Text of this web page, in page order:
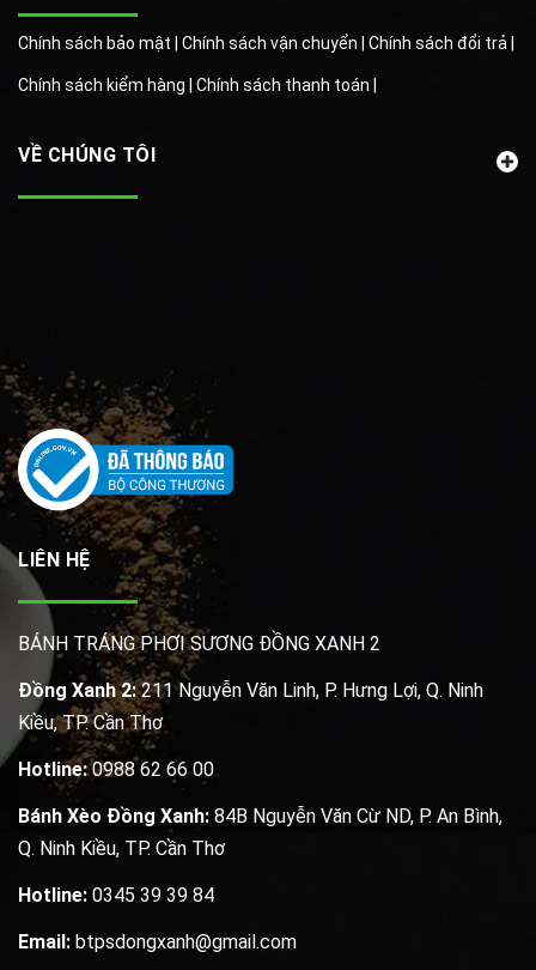
Chính sách bảo mật | Chính sách vận chuyển | Chính sách đổi trả |
Chính sách kiểm hàng | Chính sách thanh toán |
VỀ CHÚNG TÔI
LIÊN HỆ
BÁNH TRÁNG PHƠI SƯƠNG ĐỒNG XANH 2
Đồng Xanh 2:211 Nguyễn Văn Linh, P. Hưng Lợi, Q. Ninh
Kiều, TP. Cần Thơ
Hotline:0988 62 66 00
Bánh Xèo Đồng Xanh: 84B Nguyễn Văn Cừ ND, P. An Bình,
Q. Ninh Kiều, TP. Cần Thơ
Hotline: 0345 39 39 84
Email: btpsdongxanh@gmail.com